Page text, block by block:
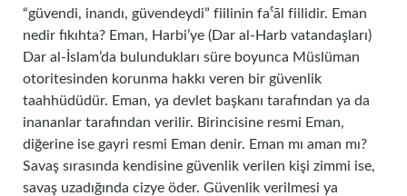
“güvendi, inandı, güvendeydi” fiilinin faˁāl fiilidir. Eman
nedir fıkıhta? Eman, Harbi’ye (Dar al-Harb vatandaşları)
Dar al-İslam’da bulundukları süre boyunca Müslüman
otoritesinden korunma hakkı veren bir güvenlik
taahhüdüdür. Eman, ya devlet başkanı tarafından ya da
inananlar tarafından verilir. Birincisine resmi Eman,
diğerine ise gayri resmi Eman denir. Eman mı aman mı?
Savaş sırasında kendisine güvenlik verilen kişi zimmi ise,
savaş uzadığında cizye öder. Güvenlik verilmesi ya